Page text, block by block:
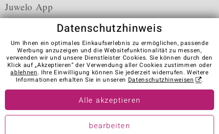
Juwelo App
Karriere AGB Datenschutz Cookies
Impressum
Kontakt
Vertrag widerrufen
Visit our stores in other countries:
© Juwelo Deutschland GmbH (ein Tochterunternehmen der elumeo
SE)
Datenschutzhinweis
Um Ihnen ein optimales Einkaufserlebnis zu ermöglichen, passende
Werbung anzuzeigen und die Websitefunktionalität zu messen,
verwenden wir und unsere Dienstleister Cookies. Sie können durch den
Klick auf „Akzeptieren“ der Verwendung aller Cookies zustimmen oder
ablehnen. Ihre Einwilligung können Sie jederzeit widerrufen. Weitere
Informationen erhalten Sie in unseren Datenschutzhinweisen .
Alle akzeptieren
bearbeiten